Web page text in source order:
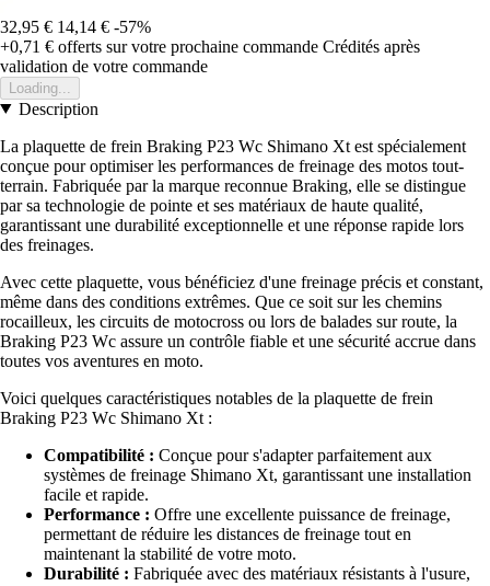
32,95 € 14,14 € -57%
+0,71 € offerts sur votre prochaine commande Crédités après
validation de votre commande
Loading...
Description
La plaquette de frein Braking P23 Wc Shimano Xt est spécialement
conçue pour optimiser les performances de freinage des motos tout-
terrain. Fabriquée par la marque reconnue Braking, elle se distingue
par sa technologie de pointe et ses matériaux de haute qualité,
garantissant une durabilité exceptionnelle et une réponse rapide lors
des freinages.
Avec cette plaquette, vous bénéficiez d'une freinage précis et constant,
même dans des conditions extrêmes. Que ce soit sur les chemins
rocailleux, les circuits de motocross ou lors de balades sur route, la
Braking P23 Wc assure un contrôle fiable et une sécurité accrue dans
toutes vos aventures en moto.
Voici quelques caractéristiques notables de la plaquette de frein
Braking P23 Wc Shimano Xt :
Compatibilité : Conçue pour s'adapter parfaitement aux
systèmes de freinage Shimano Xt, garantissant une installation
facile et rapide.
Performance : Offre une excellente puissance de freinage,
permettant de réduire les distances de freinage tout en
maintenant la stabilité de votre moto.
Durabilité : Fabriquée avec des matériaux résistants à l'usure,